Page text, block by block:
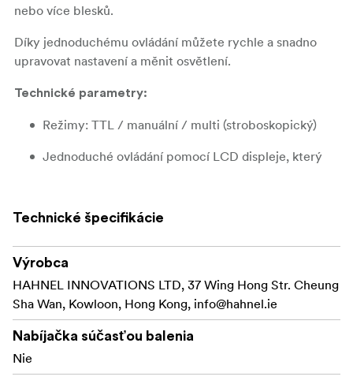
nebo více blesků.
Díky jednoduchému ovládání můžete rychle a snadno
upravovat nastavení a měnit osvětlení.
Technické parametry:
Režimy: TTL / manuální / multi (stroboskopický)
Jednoduché ovládání pomocí LCD displeje, který
kombinovat ovladač s E-TTL blesky nebo s jinými
TTL zařízeními, jako je např. Canon ST-E3 nebo
Hähnel Tuff TTL
Digitální komunikační kanál DCM zajišťuje
spolehlivé připojení
Dosah více než 100 metrů
Vstup Mini USB pro externí napájení nebo
Technické špecifikácie
Výrobca
HAHNEL INNOVATIONS LTD, 37 Wing Hong Str. Cheung
Sha Wan, Kowloon, Hong Kong, info@hahnel.ie
Nabíjačka súčasťou balenia
Nie